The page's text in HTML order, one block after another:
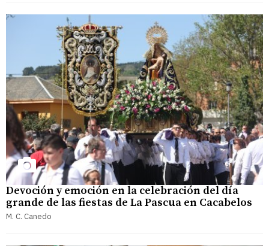
Devoción y emoción en la celebración del día
grande de las fiestas de La Pascua en Cacabelos
M. C. Canedo